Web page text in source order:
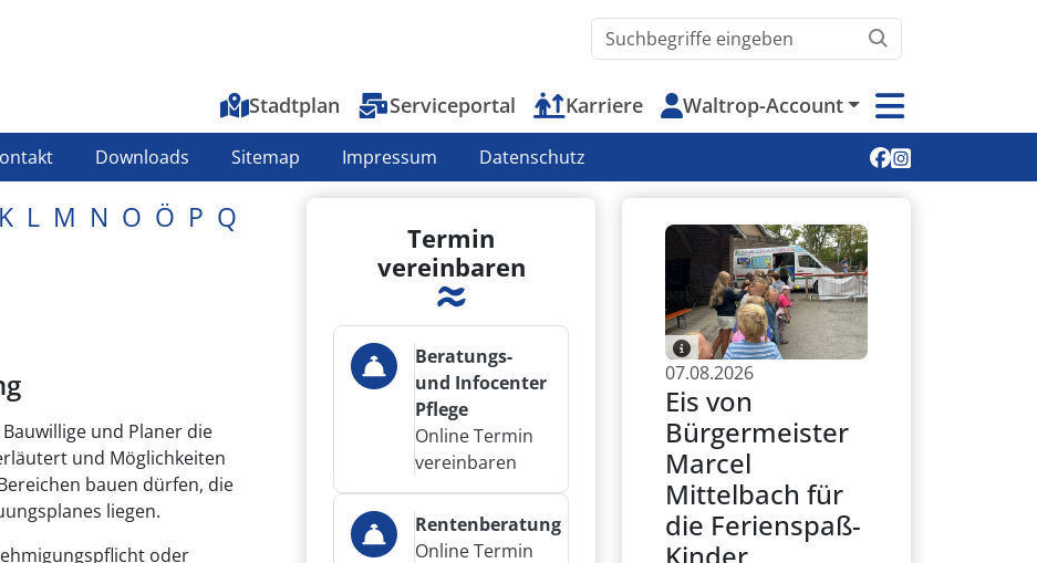
Waltrop.de durchsuchen
Top-Menu
Stadtplan Serviceportal Karriere Waltrop-Account
Downloads Sitemap Impressum Datenschutz Soziale Medien
K L M N O Ö P Q
und Planer die
und Möglichkeiten
bauen dürfen, die
liegen.
oder
Termin
vereinbaren
Beratungs-
und Infocenter
Pflege
Online Termin
vereinbaren
Rentenberatung
Online Termin
07.08.2026
Eis von
Bürgermeister
Marcel
Mittelbach für
die Ferienspaß-